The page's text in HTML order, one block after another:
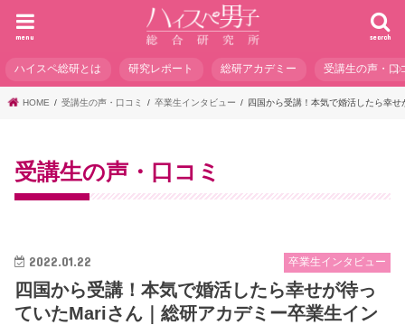
search
menu
ハイスペ総研とは 研究レポート 総研アカデミー 受講生の声・口
HOME 受講生の声・口コミ 卒業生インタビュー 四国から受講！本気で婚活したら幸
受講生の声・口コミ
卒業生インタビュー
2022.01.22
四国から受講！本気で婚活したら幸せが待っ
ていたMariさん｜総研アカデミー卒業生イン